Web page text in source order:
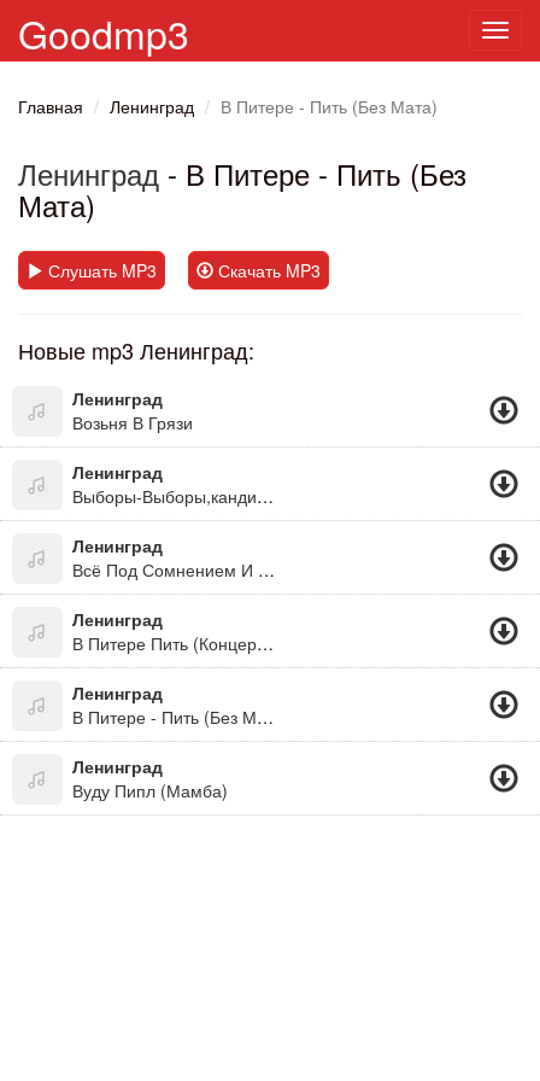
Goodmp3
Главная Ленинград В Питере - Пить (Без Мата)
Ленинград - В Питере - Пить (Без
Мата)
Слушать MP3 Скачать MP3
Новые mp3 Ленинград:
Ленинград
Возьня В Грязи
Ленинград
Выборы-Выборы,кандидаты Пидары.
Ленинград
Всё Под Сомнением И Всё Относительно
Ленинград
В Питере Пить (Концерт В Екатеринбурге 23.10.2015)
Ленинград
В Питере - Пить (Без Мата Цензура)
Ленинград
Вуду Пипл (Мамба)